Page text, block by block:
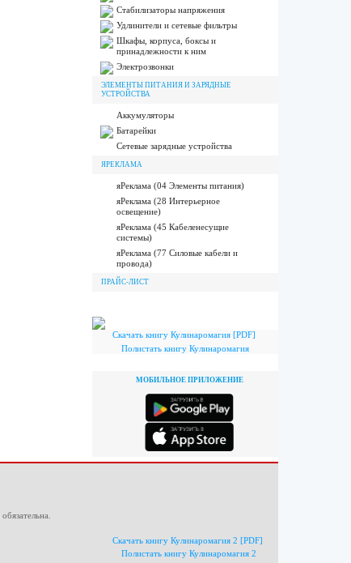
Стабилизаторы напряжения
Удлинители и сетевые фильтры
Шкафы, корпуса, боксы и
принадлежности к ним
Электрозвонки
ЭЛЕМЕНТЫ ПИТАНИЯ И ЗАРЯДНЫЕ
УСТРОЙСТВА
Аккумуляторы
Батарейки
Сетевые зарядные устройства
ЯРЕКЛАМА
яРеклама (04 Элементы питания)
яРеклама (28 Интерьерное
освещение)
яРеклама (45 Кабеленесущие
системы)
яРеклама (77 Силовые кабели и
провода)
ПРАЙС-ЛИСТ
Скачать книгу Кулинаромагия 2 [PDF]
Полистать книгу Кулинаромагия 2
Скачать книгу Кулинаромагия [PDF]
Полистать книгу Кулинаромагия
МОБИЛЬНОЕ ПРИЛОЖЕНИЕ
обязательна.